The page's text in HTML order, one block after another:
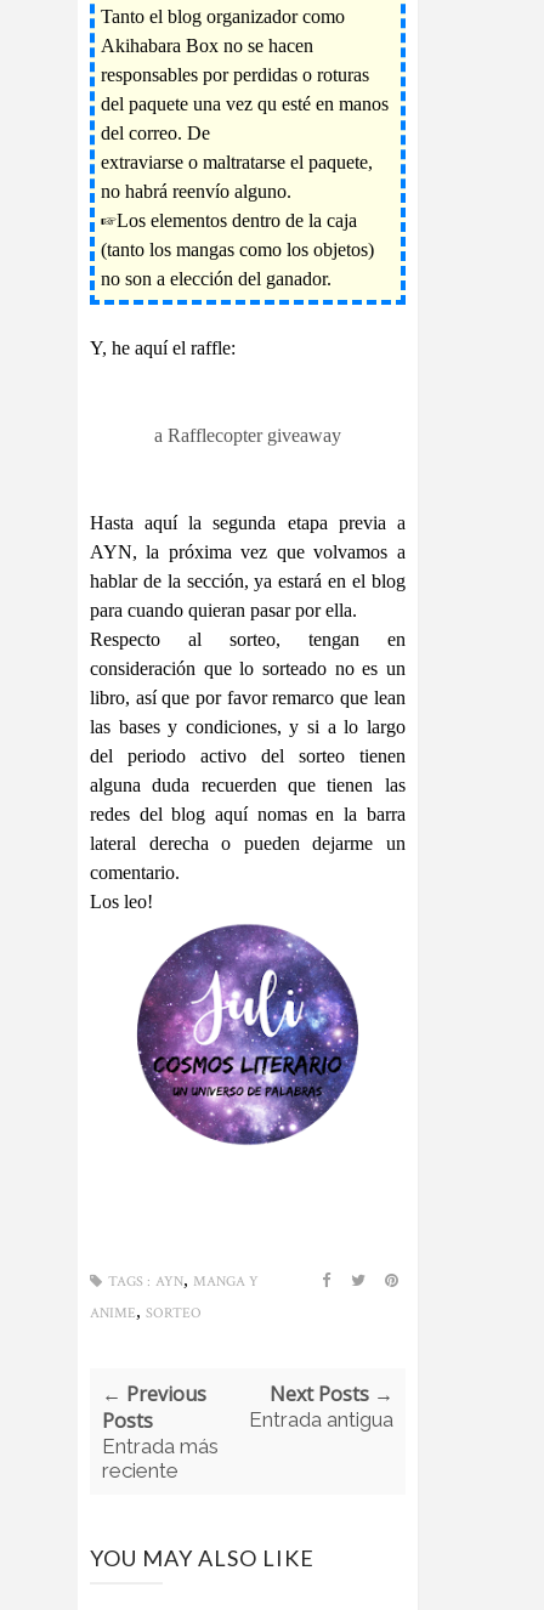
Tanto el blog organizador como
Akihabara Box no se hacen
responsables por perdidas o roturas
del paquete una vez qu esté en manos
del correo. De
extraviarse o maltratarse el paquete,
no habrá reenvío alguno.
☞Los elementos dentro de la caja
(tanto los mangas como los objetos)
no son a elección del ganador.
Y, he aquí el raffle:
a Rafflecopter giveaway
Hasta aquí la segunda etapa previa a
AYN, la próxima vez que volvamos a
hablar de la sección, ya estará en el blog
para cuando quieran pasar por ella.
Respecto al sorteo, tengan en
consideración que lo sorteado no es un
libro, así que por favor remarco que lean
las bases y condiciones, y si a lo largo
del periodo activo del sorteo tienen
alguna duda recuerden que tienen las
redes del blog aquí nomas en la barra
lateral derecha o pueden dejarme un
comentario.
Los leo!
TAGS : AYN, MANGA Y
ANIME, SORTEO
← Previous
Posts
Entrada más
reciente
Next Posts →
Entrada antigua
YOU MAY ALSO LIKE